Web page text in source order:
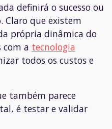
definirá o sucesso ou
Claro que existem
própria dinâmica do
com a tecnologia
todos os custos e
também parece
é testar e validar